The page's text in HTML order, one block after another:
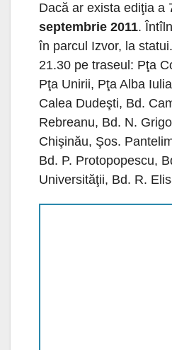
Dacă ar exista ediţia a
septembrie 2011.
în parcul Izvor, la
21.30 pe traseul: Pţa
Pţa Unirii, Pţa Alba
Calea Dudeşti, Bd.
Rebreanu, Bd. N.
Chişinău, Şos.
Bd. P. Protopopescu,
Universităţii, Bd. R.